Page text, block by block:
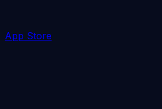
App Store